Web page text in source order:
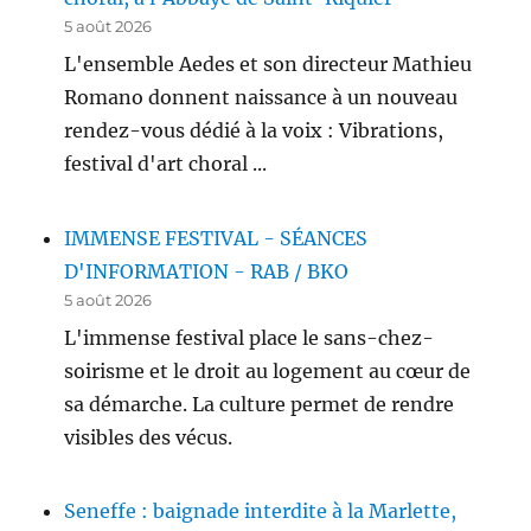
5 août 2026
L'ensemble Aedes et son directeur Mathieu
Romano donnent naissance à un nouveau
rendez-vous dédié à la voix : Vibrations,
festival d'art choral ...
IMMENSE FESTIVAL - SÉANCES
D'INFORMATION - RAB / BKO
5 août 2026
L'immense festival place le sans-chez-
soirisme et le droit au logement au cœur de
sa démarche. La culture permet de rendre
visibles des vécus.
Seneffe : baignade interdite à la Marlette,